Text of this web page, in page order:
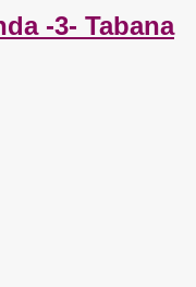
-3- Tabana